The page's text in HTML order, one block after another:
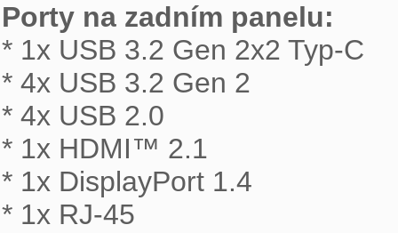
Porty na zadním panelu:
* 1x USB 3.2 Gen 2x2 Typ-C
* 4x USB 3.2 Gen 2
* 4x USB 2.0
* 1x HDMI™ 2.1
* 1x DisplayPort 1.4
* 1x RJ-45